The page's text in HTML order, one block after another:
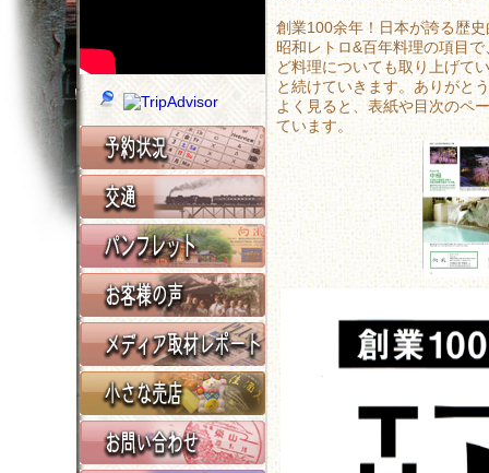
創業100余年！日本が誇る歴
昭和レトロ&百年料理の項目
ど料理についても取り上げて
と続けていきます。ありがと
よく見ると、表紙や目次のペ
ています。